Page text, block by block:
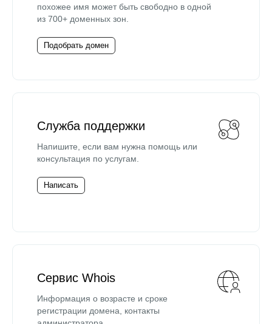
похожее имя может быть свободно в одной
из 700+ доменных зон.
Подобрать домен
Служба поддержки
Напишите, если вам нужна помощь или
консультация по услугам.
Написать
Сервис Whois
Информация о возрасте и сроке
регистрации домена, контакты